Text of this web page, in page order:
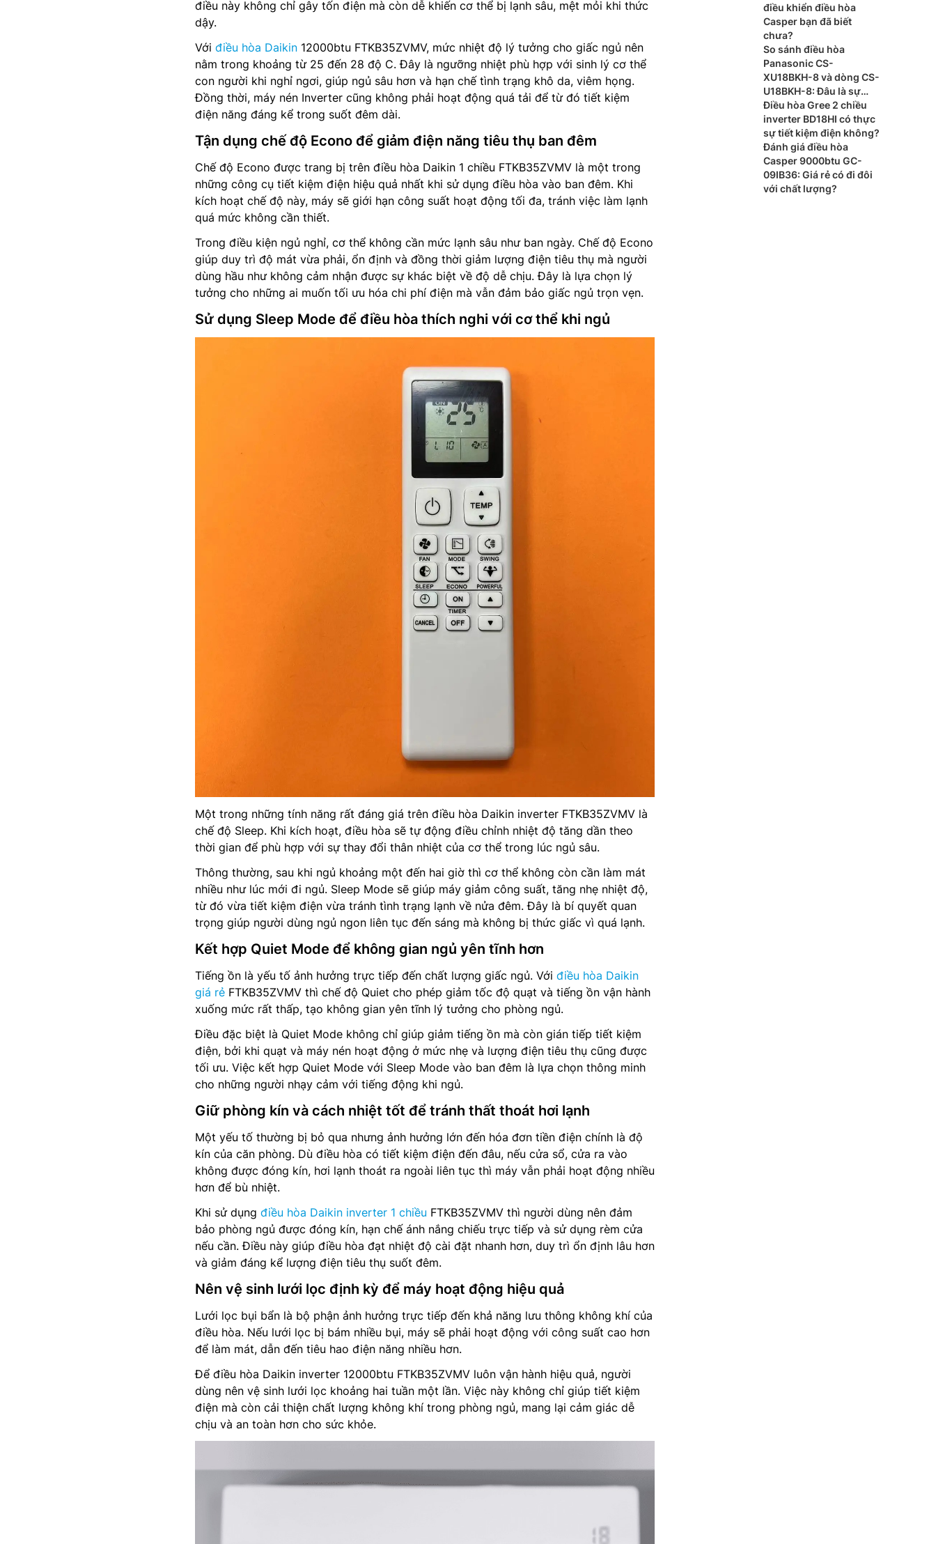
điều này không chỉ gây tốn điện mà còn dễ khiến cơ thể bị lạnh sâu, mệt mỏi khi thức
dậy.
Với điều hòa Daikin 12000btu FTKB35ZVMV, mức nhiệt độ lý tưởng cho giấc ngủ nên
nằm trong khoảng từ 25 đến 28 độ C. Đây là ngưỡng nhiệt phù hợp với sinh lý cơ thể
con người khi nghỉ ngơi, giúp ngủ sâu hơn và hạn chế tình trạng khô da, viêm họng.
Đồng thời, máy nén Inverter cũng không phải hoạt động quá tải để từ đó tiết kiệm
điện năng đáng kể trong suốt đêm dài.
Tận dụng chế độ Econo để giảm điện năng tiêu thụ ban đêm
Chế độ Econo được trang bị trên điều hòa Daikin 1 chiều FTKB35ZVMV là một trong
những công cụ tiết kiệm điện hiệu quả nhất khi sử dụng điều hòa vào ban đêm. Khi
kích hoạt chế độ này, máy sẽ giới hạn công suất hoạt động tối đa, tránh việc làm lạnh
quá mức không cần thiết.
Trong điều kiện ngủ nghỉ, cơ thể không cần mức lạnh sâu như ban ngày. Chế độ Econo
giúp duy trì độ mát vừa phải, ổn định và đồng thời giảm lượng điện tiêu thụ mà người
dùng hầu như không cảm nhận được sự khác biệt về độ dễ chịu. Đây là lựa chọn lý
tưởng cho những ai muốn tối ưu hóa chi phí điện mà vẫn đảm bảo giấc ngủ trọn vẹn.
Sử dụng Sleep Mode để điều hòa thích nghi với cơ thể khi ngủ
Một trong những tính năng rất đáng giá trên điều hòa Daikin inverter FTKB35ZVMV là
chế độ Sleep. Khi kích hoạt, điều hòa sẽ tự động điều chỉnh nhiệt độ tăng dần theo
thời gian để phù hợp với sự thay đổi thân nhiệt của cơ thể trong lúc ngủ sâu.
Thông thường, sau khi ngủ khoảng một đến hai giờ thì cơ thể không còn cần làm mát
nhiều như lúc mới đi ngủ. Sleep Mode sẽ giúp máy giảm công suất, tăng nhẹ nhiệt độ,
từ đó vừa tiết kiệm điện vừa tránh tình trạng lạnh về nửa đêm. Đây là bí quyết quan
trọng giúp người dùng ngủ ngon liên tục đến sáng mà không bị thức giấc vì quá lạnh.
Kết hợp Quiet Mode để không gian ngủ yên tĩnh hơn
Tiếng ồn là yếu tố ảnh hưởng trực tiếp đến chất lượng giấc ngủ. Với điều hòa Daikin
giá rẻ FTKB35ZVMV thì chế độ Quiet cho phép giảm tốc độ quạt và tiếng ồn vận hành
xuống mức rất thấp, tạo không gian yên tĩnh lý tưởng cho phòng ngủ.
Điều đặc biệt là Quiet Mode không chỉ giúp giảm tiếng ồn mà còn gián tiếp tiết kiệm
điện, bởi khi quạt và máy nén hoạt động ở mức nhẹ và lượng điện tiêu thụ cũng được
tối ưu. Việc kết hợp Quiet Mode với Sleep Mode vào ban đêm là lựa chọn thông minh
cho những người nhạy cảm với tiếng động khi ngủ.
Giữ phòng kín và cách nhiệt tốt để tránh thất thoát hơi lạnh
Một yếu tố thường bị bỏ qua nhưng ảnh hưởng lớn đến hóa đơn tiền điện chính là độ
kín của căn phòng. Dù điều hòa có tiết kiệm điện đến đâu, nếu cửa sổ, cửa ra vào
không được đóng kín, hơi lạnh thoát ra ngoài liên tục thì máy vẫn phải hoạt động nhiều
hơn để bù nhiệt.
Khi sử dụng điều hòa Daikin inverter 1 chiều FTKB35ZVMV thì người dùng nên đảm
bảo phòng ngủ được đóng kín, hạn chế ánh nắng chiếu trực tiếp và sử dụng rèm cửa
nếu cần. Điều này giúp điều hòa đạt nhiệt độ cài đặt nhanh hơn, duy trì ổn định lâu hơn
và giảm đáng kể lượng điện tiêu thụ suốt đêm.
Nên vệ sinh lưới lọc định kỳ để máy hoạt động hiệu quả
Lưới lọc bụi bẩn là bộ phận ảnh hưởng trực tiếp đến khả năng lưu thông không khí của
điều hòa. Nếu lưới lọc bị bám nhiều bụi, máy sẽ phải hoạt động với công suất cao hơn
để làm mát, dẫn đến tiêu hao điện năng nhiều hơn.
Để điều hòa Daikin inverter 12000btu FTKB35ZVMV luôn vận hành hiệu quả, người
dùng nên vệ sinh lưới lọc khoảng hai tuần một lần. Việc này không chỉ giúp tiết kiệm
điện mà còn cải thiện chất lượng không khí trong phòng ngủ, mang lại cảm giác dễ
chịu và an toàn hơn cho sức khỏe.
điều khiển điều hòa
Casper bạn đã biết
chưa?
So sánh điều hòa
Panasonic CS-
XU18BKH-8 và dòng CS-
U18BKH-8: Đâu là sự
khác biệt?
Điều hòa Gree 2 chiều
inverter BD18HI có thực
sự tiết kiệm điện không?
Đánh giá điều hòa
Casper 9000btu GC-
09IB36: Giá rẻ có đi đôi
với chất lượng?